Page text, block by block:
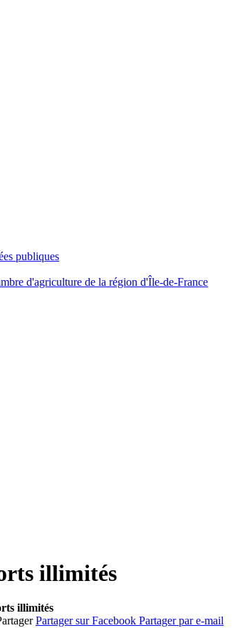
publiques
d'agriculture de la région d'Île-de-France
illimités
illimités
Partager sur Facebook Partager par e-mail